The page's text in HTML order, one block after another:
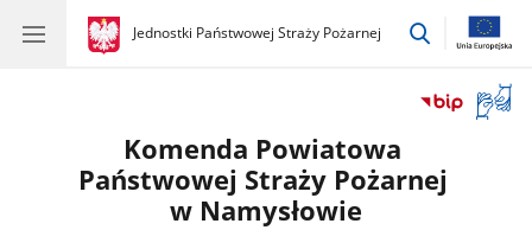
gov.pl
Jednostki Państwowej Straży Pożarnej
gov.pl
Jednostki
przejdź
okno
Komenda Powiatowa
Państwowej Straży Pożarnej
w Namysłowie